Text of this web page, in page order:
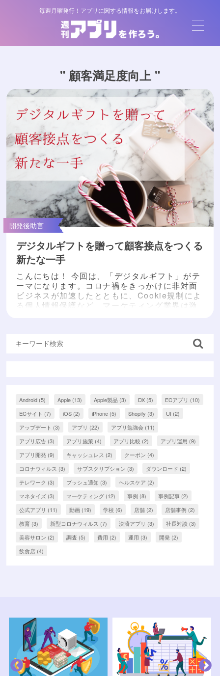
毎週月曜発行！アプリに関する情報をお届けします。
" 顧客満足度向上 "
開発後助言
デジタルギフトを贈って顧客接点をつくる
新たな一手
こんにちは！ 今回は、「デジタルギフト」がテ
ーマになります。コロナ禍をきっかけに非対面
ビジネスが加速したとともに、Cookie規制によ
る個人情報保護など、マーケティング業界は激
ェーンなどの商品をURL化して、アプリや
Android (5) Apple (13) Apple製品 (3) DX (5) ECアプリ (10)
ECサイト (7) iOS (2) iPhone (5) Shopify (3) UI (2)
アップデート (3) アプリ (22) アプリ勉強会 (11)
アプリ広告 (3) アプリ施策 (4) アプリ比較 (2) アプリ運用 (9)
アプリ開発 (9) キャッシュレス (2) クーポン (4)
コロナウィルス (3) サブスクリプション (3) ダウンロード (2)
テレワーク (3) プッシュ通知 (3) ヘルスケア (2)
マネタイズ (3) マーケティング (12) 事例 (8) 事例記事 (2)
公式アプリ (11) 動画 (19) 学校 (6) 店舗 (2) 店舗事例 (2)
教育 (3) 新型コロナウィルス (7) 決済アプリ (3) 社長対談 (3)
美容サロン (2) 調査 (5) 費用 (2) 運用 (3) 開発 (2)
飲食店 (4)